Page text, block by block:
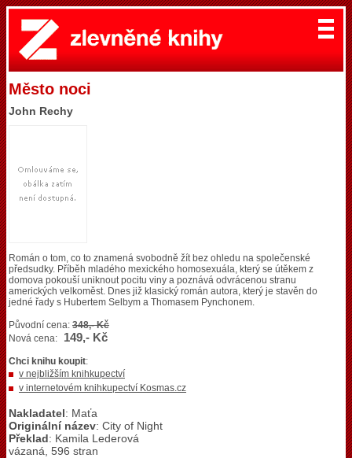
Město noci
John Rechy
Román o tom, co to znamená svobodně žít bez ohledu na společenské
předsudky. Příběh mladého mexického homosexuála, který se útěkem z
domova pokouší uniknout pocitu viny a poznává odvrácenou stranu
amerických velkoměst. Dnes již klasický román autora, který je stavěn do
jedné řady s Hubertem Selbym a Thomasem Pynchonem.
Původní cena: 348,- Kč
Nová cena:
149,- Kč
Chci knihu koupit:
v nejbližším knihkupectví
v internetovém knihkupectví Kosmas.cz
Nakladatel: Maťa
Originální název: City of Night
Překlad: Kamila Lederová
vázaná, 596 stran